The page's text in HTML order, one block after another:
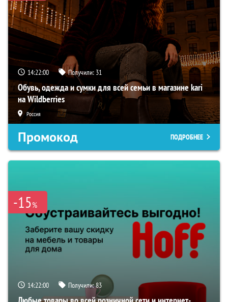
14:21:59 Получили: 31
Обувь, одежда и сумки для всей семьи в магазине kari
на Wildberries
Россия
Промокод ПОДРОБНЕЕ
-15%
14:21:59 Получили:83